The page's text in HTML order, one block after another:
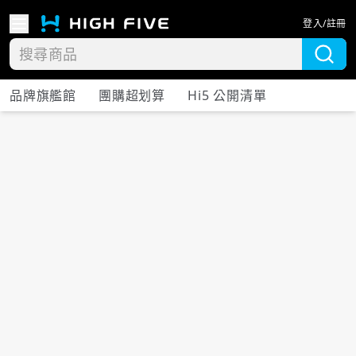
登入/註冊
品牌旗艦館 團購超划算 Hi5 公開清單